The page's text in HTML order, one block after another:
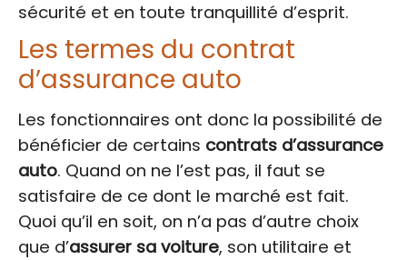
sécurité et en toute tranquillité d’esprit.
Les termes du contrat
d’assurance auto
Les fonctionnaires ont donc la possibilité de
bénéficier de certains contrats d’assurance
auto. Quand on ne l’est pas, il faut se
satisfaire de ce dont le marché est fait.
Quoi qu’il en soit, on n’a pas d’autre choix
que d’assurer sa voiture, son utilitaire et